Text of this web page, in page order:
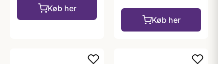
Køb her
Køb her